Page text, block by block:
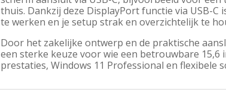
thuis. Dankzij deze DisplayPort functie via USB-
te werken en je setup strak en overzichtelijk te
Door het zakelijke ontwerp en de praktische
een sterke keuze voor wie een betrouwbare
prestaties, Windows 11 Professional en flexibele